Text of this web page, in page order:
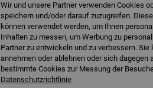
Wir und unsere Partner verwenden Cookies
speichern und/oder darauf zuzugreifen.
können verwendet werden, um Ihnen
Inhalten zu messen, um Werbung zu
Partner zu entwickeln und zu verbessern.
annehmen oder ablehnen oder sich
bestimmte Cookies zur Messung der
Datenschutzrichtlinie